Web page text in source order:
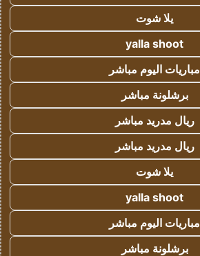
يلا شوت
yalla shoot
مباريات اليوم مباشر
برشلونة مباشر
ريال مدريد مباشر
ريال مدريد مباشر
يلا شوت
yalla shoot
مباريات اليوم مباشر
برشلونة مباشر